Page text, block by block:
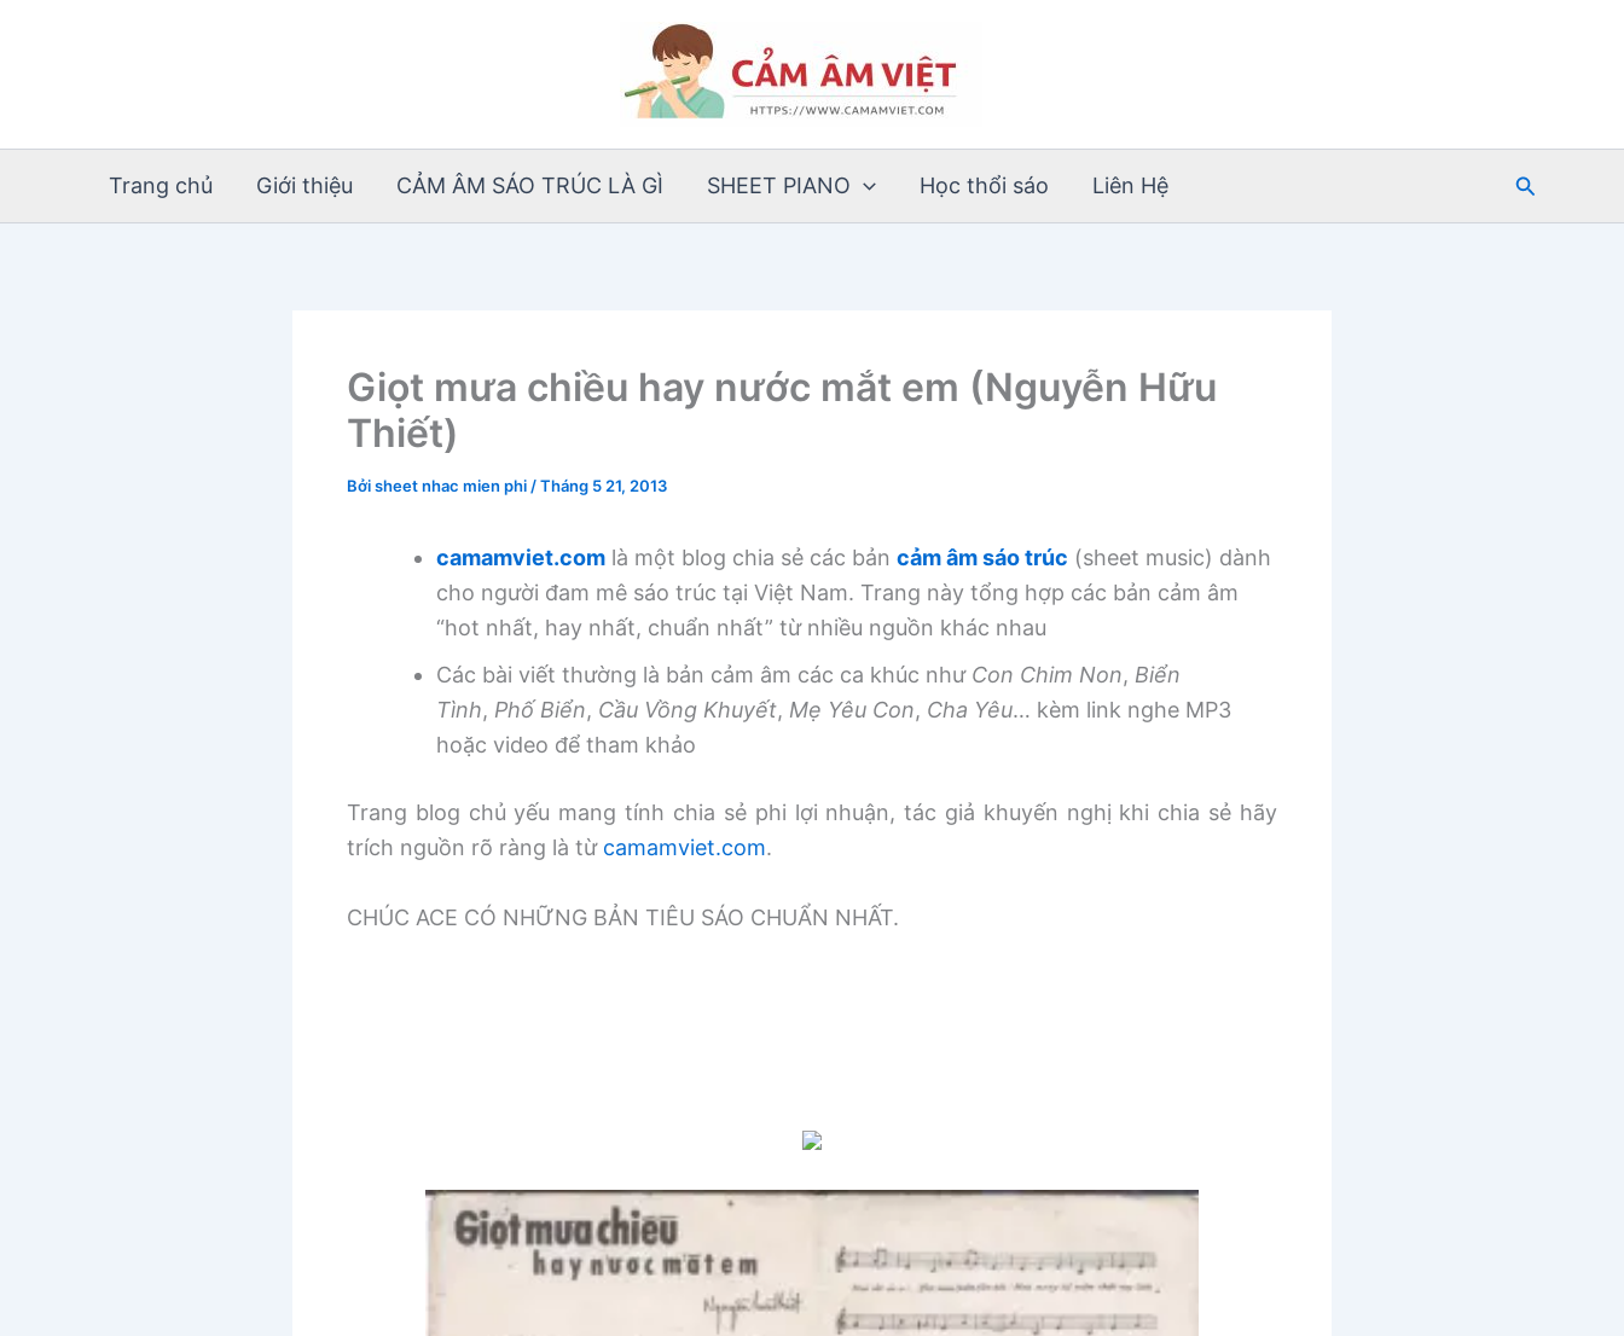
Trang chủ Giới thiệu CẢM ÂM SÁO TRÚC LÀ GÌ SHEET PIANO Học thổi sáo Liên Hệ
Tìm
Giọt mưa chiều hay nước mắt em (Nguyễn Hữu
Thiết)
Bởisheet nhac mien phi /Tháng 5 21, 2013
camamviet.com là một blog chia sẻ các bản cảm âm sáo trúc (sheet music) dành
cho người đam mê sáo trúc tại Việt Nam. Trang này tổng hợp các bản cảm âm
“hot nhất, hay nhất, chuẩn nhất” từ nhiều nguồn khác nhau
Các bài viết thường là bản cảm âm các ca khúc như Con Chim Non, Biển
Tình, Phố Biển, Cầu Vồng Khuyết, Mẹ Yêu Con, Cha Yêu… kèm link nghe MP3
hoặc video để tham khảo
Trang blog chủ yếu mang tính chia sẻ phi lợi nhuận, tác giả khuyến nghị khi chia sẻ hãy
trích nguồn rõ ràng là từ camamviet.com.
CHÚC ACE CÓ NHỮNG BẢN TIÊU SÁO CHUẨN NHẤT.